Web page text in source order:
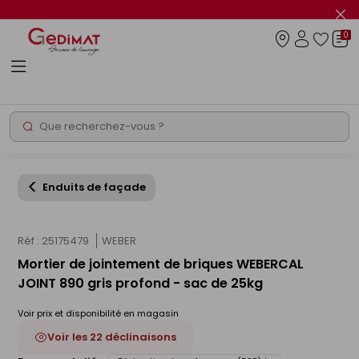
le
info
Rechercher
0
Enduits de façade
Réf : 25175479 WEBER
Mortier de jointement de briques WEBERCAL
JOINT 890 gris profond - sac de 25kg
Voir prix et disponibilité en magasin
Voir les 22 déclinaisons